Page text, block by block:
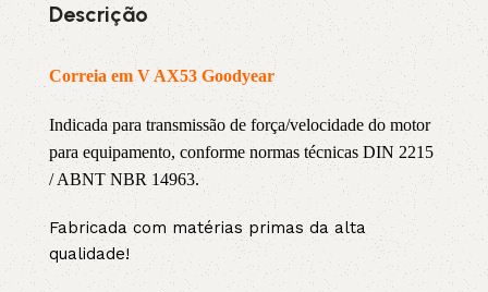
Descrição
Correia em V AX53 Goodyear
Indicada para transmissão de força/velocidade do motor
para equipamento, conforme normas técnicas DIN 2215
/ ABNT NBR 14963.
Fabricada com matérias primas da alta
qualidade!